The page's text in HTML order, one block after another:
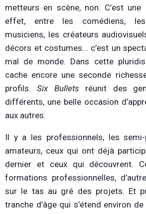
metteurs en scène, non. C’est une
effet, entre les comédiens,
musiciens, les créateurs
décors et costumes… c’est un
mal de monde. Dans cette
cache encore une seconde
profils.Six Bullets réunit des
différents, une belle occasion
aux autres.
Il y a les professionnels, les semi-
amateurs, ceux qui ont déjà
dernier et ceux qui découvrent.
formations professionnelles,
sur le tas au gré des projets. Et
tranche d’âge qui s’étend environ